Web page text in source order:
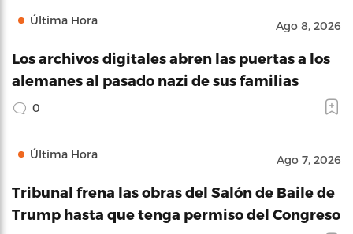
Última Hora Ago 8, 2026
Los archivos digitales abren las puertas a los
alemanes al pasado nazi de sus familias
0
Última Hora Ago 7, 2026
Tribunal frena las obras del Salón de Baile de
Trump hasta que tenga permiso del Congreso